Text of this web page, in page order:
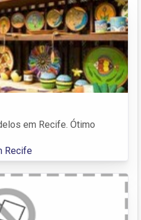
em Recife. Ótimo
Recife